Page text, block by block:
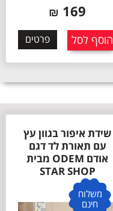
169
₪
הוסף לסל פרטים
שידת איפור בגוון עץ
עם תאורת לד דגם
אודם ODEM מבית
STAR SHOP
משלוח
חינם